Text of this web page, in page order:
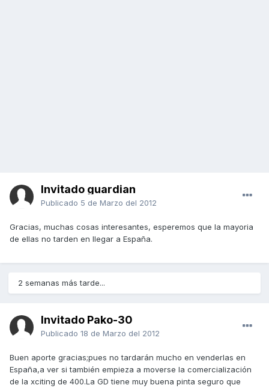
Invitado guardian
Publicado 5 de Marzo del 2012
Gracias, muchas cosas interesantes, esperemos que la mayoria
de ellas no tarden en llegar a España.
2 semanas más tarde...
Invitado Pako-30
Publicado 18 de Marzo del 2012
Buen aporte gracias;pues no tardarán mucho en venderlas en
España,a ver si también empieza a moverse la comercialización
de la xciting de 400.La GD tiene muy buena pinta seguro que